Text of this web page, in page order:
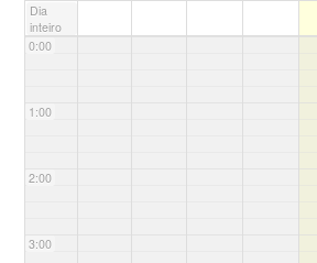
Dia
inteiro
0:00
1:00
2:00
3:00